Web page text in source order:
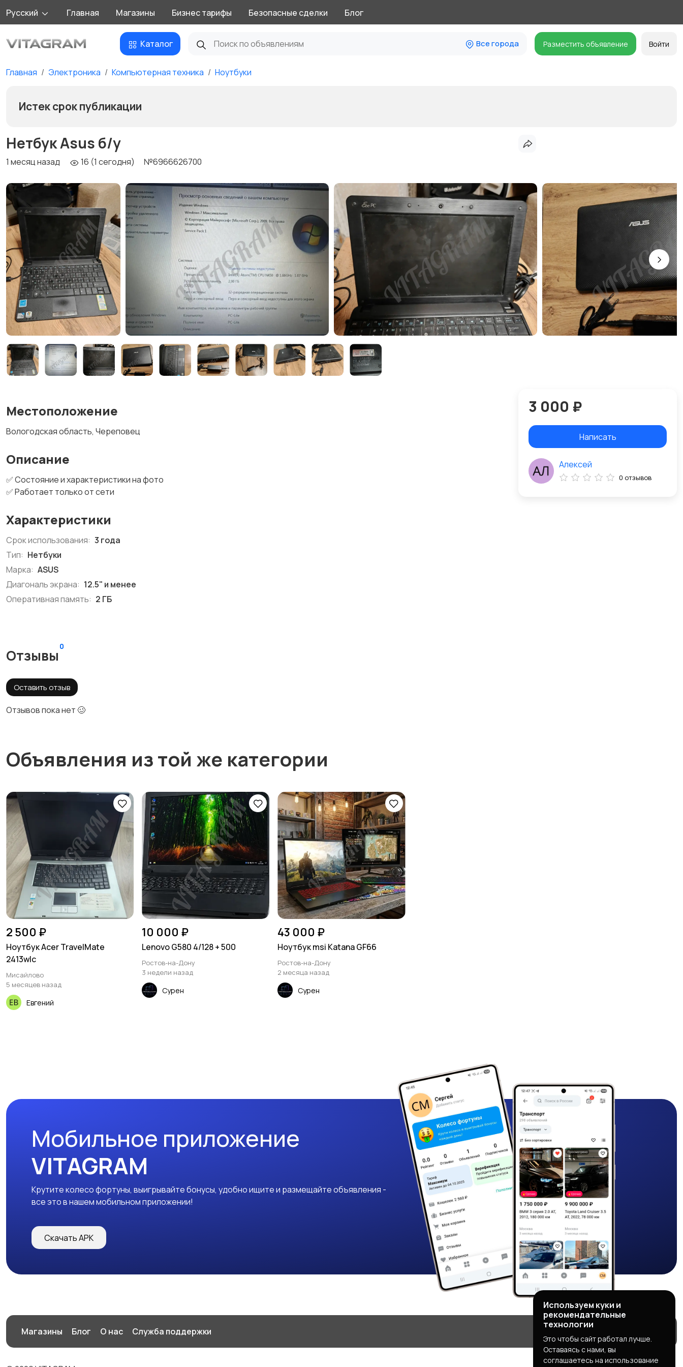
Русский Главная Магазины Бизнес тарифы Безопасные сделки Блог
Каталог Все города Разместить объявление Войти
Главная Электроника Компьютерная техника Ноутбуки
Истек срок публикации
Нетбук Asus б/у
1 месяц назад 16 (1 сегодня) №6966626700
Местоположение
Вологодская область, Череповец
Описание
✅ Состояние и характеристики на фото
✅ Работает только от сети
Характеристики
Срок использования: 3 года
Тип: Нетбуки
Марка: ASUS
Диагональ экрана: 12.5" и менее
Оперативная память: 2 ГБ
Отзывы
0
Оставить отзыв
Отзывов пока нет 🥴
3 000 ₽
Написать
Алексей
0 отзывов
Объявления из той же категории
2 500 ₽
Ноутбук Acer TravelMate
2413wlc
Мисайлово
5 месяцев назад
Евгений
10 000 ₽
Lenovo G580 4/128 + 500
Ростов-на-Дону
3 недели назад
Сурен
43 000 ₽
Ноутбук msi Katana GF66
Ростов-на-Дону
2 месяца назад
Сурен
Мобильное приложение
VITAGRAM
Крутите колесо фортуны, выигрывайте бонусы, удобно ищите и размещайте объявления -
все это в нашем мобильном приложении!
Скачать APK
Магазины Блог О нас Служба поддержки
Используем куки и
рекомендательные
технологии
Это чтобы сайт работал лучше.
Оставаясь с нами, вы
соглашаетесь на использование